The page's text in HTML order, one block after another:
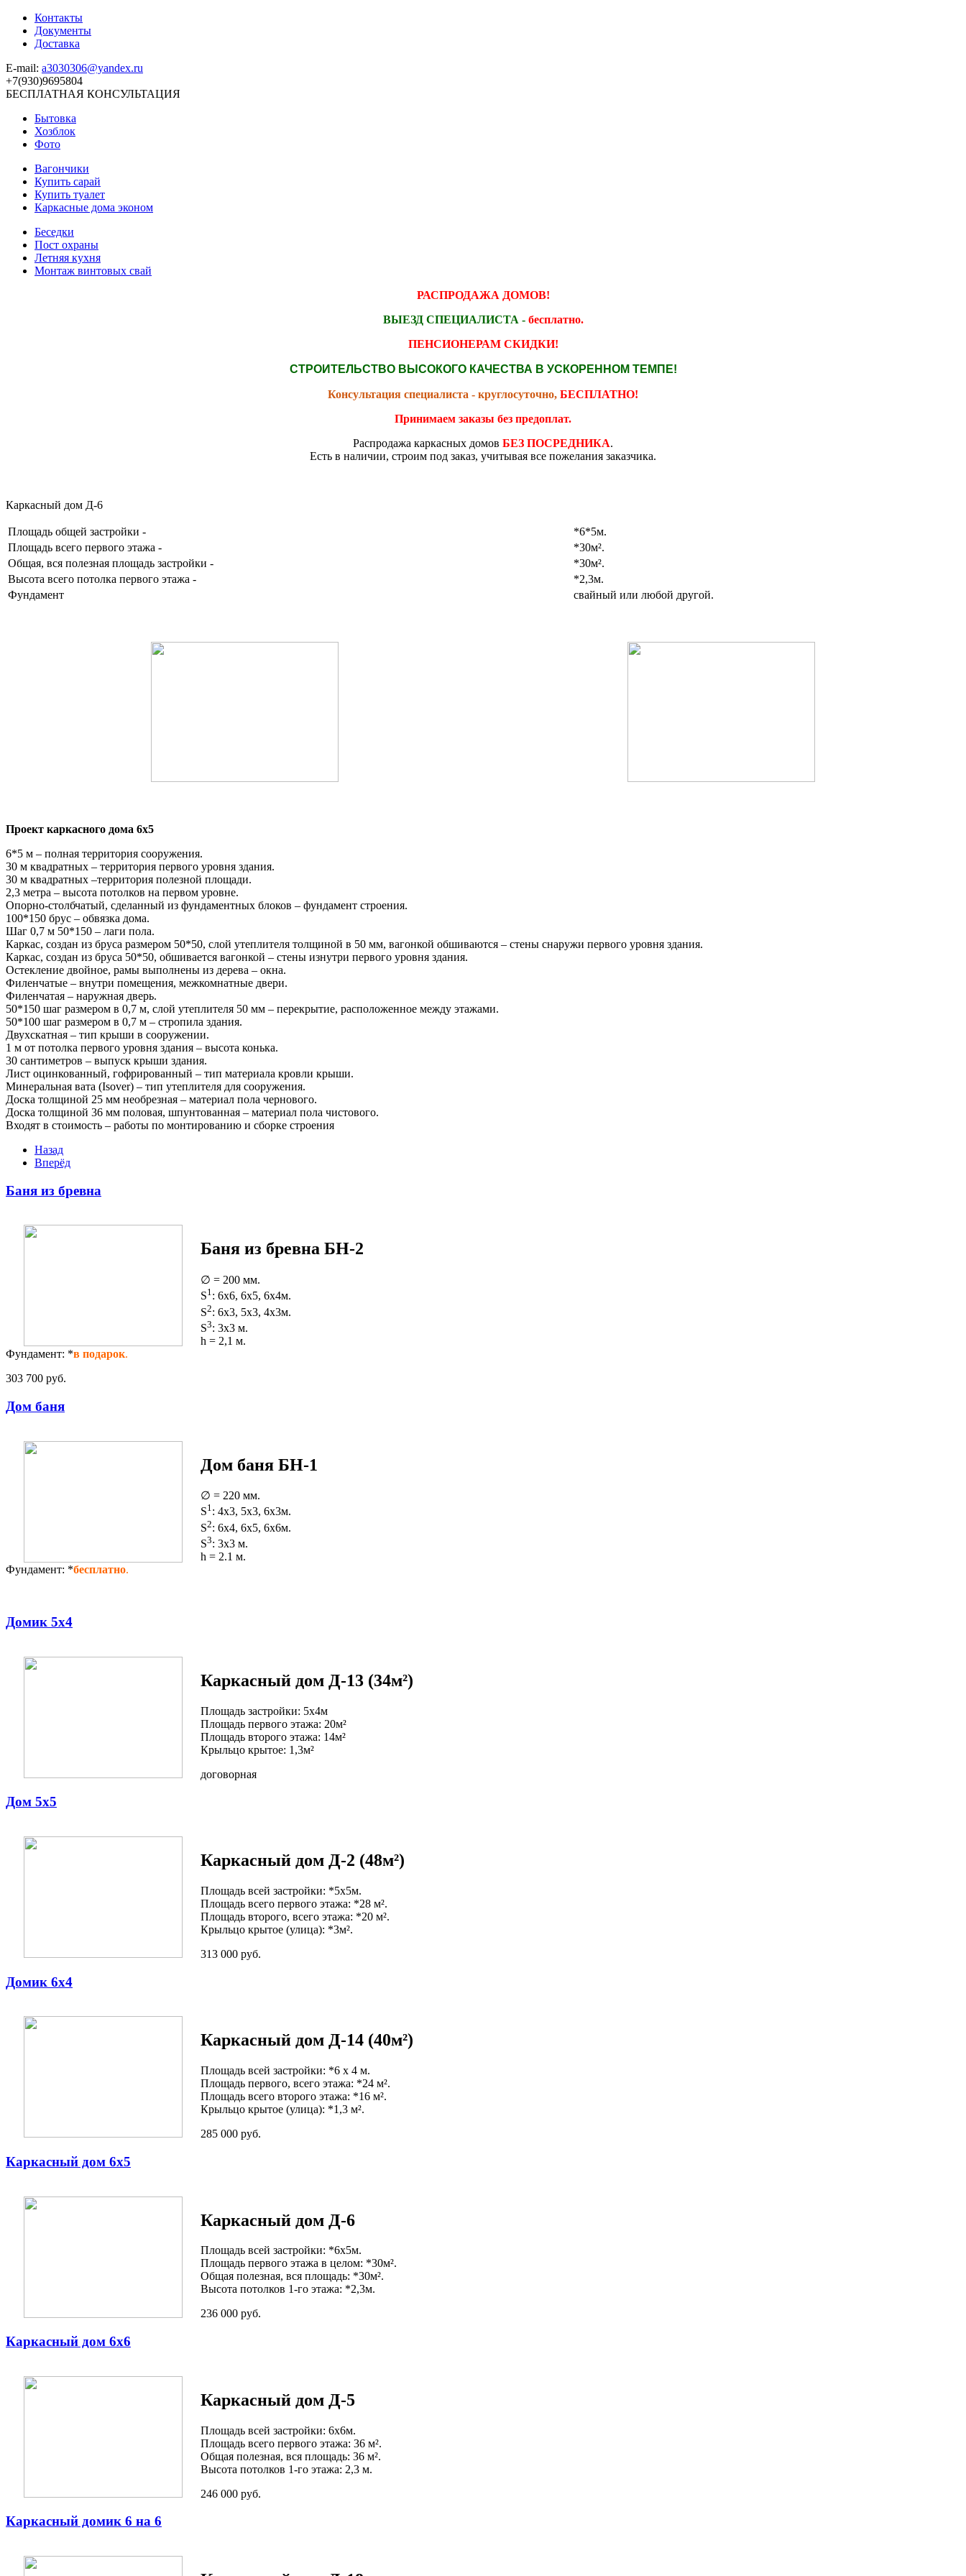
Контакты
Документы
Доставка
E-mail: a3030306@yandex.ru
+7(930)9695804
БЕСПЛАТНАЯ КОНСУЛЬТАЦИЯ
Бытовка
Хозблок
Фото
Вагончики
Купить сарай
Купить туалет
Каркасные дома эконом
Беседки
Пост охраны
Летняя кухня
Монтаж винтовых свай
РАСПРОДАЖА ДОМОВ!
ВЫЕЗД СПЕЦИАЛИСТА - бесплатно.
ПЕНСИОНЕРАМ СКИДКИ!
СТРОИТЕЛЬСТВО ВЫСОКОГО КАЧЕСТВА В УСКОРЕННОМ ТЕМПЕ!
Консультация специалиста - круглосуточно, БЕСПЛАТНО!
Принимаем заказы без предоплат.
Распродажа каркасных домов БЕЗ ПОСРЕДНИКА.
Есть в наличии, строим под заказ, учитывая все пожелания заказчика.
Каркасный дом Д-6
Площадь общей застройки -
*6*5м.
Площадь всего первого этажа -
*30м².
Общая, вся полезная площадь застройки -
*30м².
Высота всего потолка первого этажа -
*2,3м.
Фундамент
свайный или любой другой.
Проект каркасного дома 6х5
6*5 м – полная территория сооружения.
30 м квадратных – территория первого уровня здания.
30 м квадратных –территория полезной площади.
2,3 метра – высота потолков на первом уровне.
Опорно-столбчатый, сделанный из фундаментных блоков – фундамент строения.
100*150 брус – обвязка дома.
Шаг 0,7 м 50*150 – лаги пола.
Каркас, создан из бруса размером 50*50, слой утеплителя толщиной в 50 мм, вагонкой обшиваются – стены снаружи первого уровня здания.
Каркас, создан из бруса 50*50, обшивается вагонкой – стены изнутри первого уровня здания.
Остекление двойное, рамы выполнены из дерева – окна.
Филенчатые – внутри помещения, межкомнатные двери.
Филенчатая – наружная дверь.
50*150 шаг размером в 0,7 м, слой утеплителя 50 мм – перекрытие, расположенное между этажами.
50*100 шаг размером в 0,7 м – стропила здания.
Двухскатная – тип крыши в сооружении.
1 м от потолка первого уровня здания – высота конька.
30 сантиметров – выпуск крыши здания.
Лист оцинкованный, гофрированный – тип материала кровли крыши.
Минеральная вата (Isover) – тип утеплителя для сооружения.
Доска толщиной 25 мм необрезная – материал пола чернового.
Доска толщиной 36 мм половая, шпунтованная – материал пола чистового.
Входят в стоимость – работы по монтированию и сборке строения
Назад
Вперёд
Баня из бревна
Баня из бревна БН-2
∅ = 200 мм.
S1: 6x6, 6x5, 6x4м.
S2: 6x3, 5x3, 4x3м.
S3: 3x3 м.
h = 2,1 м.
Фундамент: *в подарок.
303 700 руб.
Дом баня
Дом баня БН-1
∅ = 220 мм.
S1: 4x3, 5x3, 6x3м.
S2: 6x4, 6x5, 6x6м.
S3: 3x3 м.
h = 2.1 м.
Фундамент: *бесплатно.
Домик 5х4
Каркасный дом Д-13 (34м²)
Площадь застройки: 5х4м
Площадь первого этажа: 20м²
Площадь второго этажа: 14м²
Крыльцо крытое: 1,3м²
договорная
Дом 5х5
Каркасный дом Д-2 (48м²)
Площадь всей застройки: *5х5м.
Площадь всего первого этажа: *28 м².
Площадь второго, всего этажа: *20 м².
Крыльцо крытое (улица): *3м².
313 000 руб.
Домик 6х4
Каркасный дом Д-14 (40м²)
Площадь всей застройки: *6 х 4 м.
Площадь первого, всего этажа: *24 м².
Площадь всего второго этажа: *16 м².
Крыльцо крытое (улица): *1,3 м².
285 000 руб.
Каркасный дом 6х5
Каркасный дом Д-6
Площадь всей застройки: *6х5м.
Площадь первого этажа в целом: *30м².
Общая полезная, вся площадь: *30м².
Высота потолков 1-го этажа: *2,3м.
236 000 руб.
Каркасный дом 6х6
Каркасный дом Д-5
Площадь всей застройки: 6х6м.
Площадь всего первого этажа: 36 м².
Общая полезная, вся площадь: 36 м².
Высота потолков 1-го этажа: 2,3 м.
246 000 руб.
Каркасный домик 6 на 6